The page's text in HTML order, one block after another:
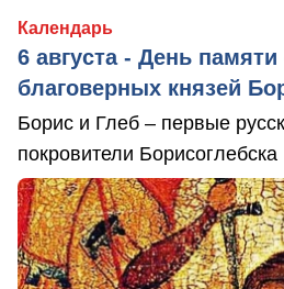
Календарь
6 августа - День
благоверных князей
Борис и Глеб – первые
покровители Борисоглебска